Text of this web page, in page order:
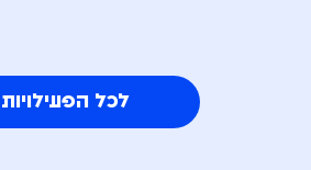
לכל הפעילויות